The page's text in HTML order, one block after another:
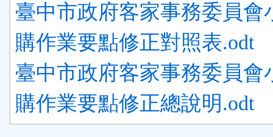
臺中市政府客家事務委員會
購作業要點修正對照表.odt
臺中市政府客家事務委員會
購作業要點修正總說明.odt